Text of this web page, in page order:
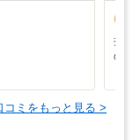
担
の
コミをもっと見る >